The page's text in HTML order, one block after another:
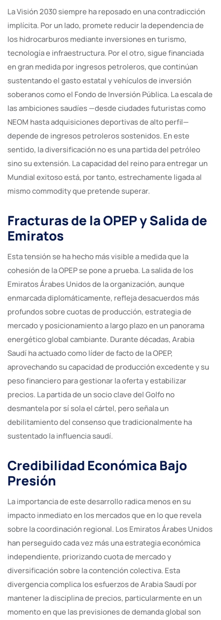
La Visión 2030 siempre ha reposado en una contradicción
implícita. Por un lado, promete reducir la dependencia de
los hidrocarburos mediante inversiones en turismo,
tecnología e infraestructura. Por el otro, sigue financiada
en gran medida por ingresos petroleros, que continúan
sustentando el gasto estatal y vehículos de inversión
soberanos como el Fondo de Inversión Pública. La escala de
las ambiciones saudíes —desde ciudades futuristas como
NEOM hasta adquisiciones deportivas de alto perfil—
depende de ingresos petroleros sostenidos. En este
sentido, la diversificación no es una partida del petróleo
sino su extensión. La capacidad del reino para entregar un
Mundial exitoso está, por tanto, estrechamente ligada al
mismo commodity que pretende superar.
Fracturas de la OPEP y Salida de
Emiratos
Esta tensión se ha hecho más visible a medida que la
cohesión de la OPEP se pone a prueba. La salida de los
Emiratos Árabes Unidos de la organización, aunque
enmarcada diplomáticamente, refleja desacuerdos más
profundos sobre cuotas de producción, estrategia de
mercado y posicionamiento a largo plazo en un panorama
energético global cambiante. Durante décadas, Arabia
Saudí ha actuado como líder de facto de la OPEP,
aprovechando su capacidad de producción excedente y su
peso financiero para gestionar la oferta y estabilizar
precios. La partida de un socio clave del Golfo no
desmantela por sí sola el cártel, pero señala un
debilitamiento del consenso que tradicionalmente ha
sustentado la influencia saudí.
Credibilidad Económica Bajo
Presión
La importancia de este desarrollo radica menos en su
impacto inmediato en los mercados que en lo que revela
sobre la coordinación regional. Los Emiratos Árabes Unidos
han perseguido cada vez más una estrategia económica
independiente, priorizando cuota de mercado y
diversificación sobre la contención colectiva. Esta
divergencia complica los esfuerzos de Arabia Saudí por
mantener la disciplina de precios, particularmente en un
momento en que las previsiones de demanda global son